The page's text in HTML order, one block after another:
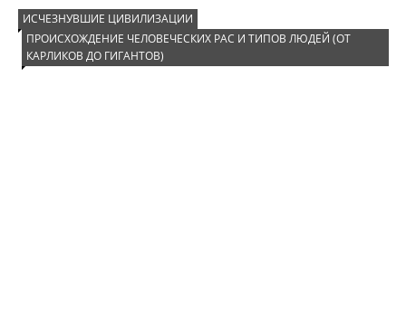
ИСЧЕЗНУВШИЕ ЦИВИЛИЗАЦИИ
ПРОИСХОЖДЕНИЕ ЧЕЛОВЕЧЕСКИХ РАС И ТИПОВ ЛЮДЕЙ (ОТ
КАРЛИКОВ ДО ГИГАНТОВ)